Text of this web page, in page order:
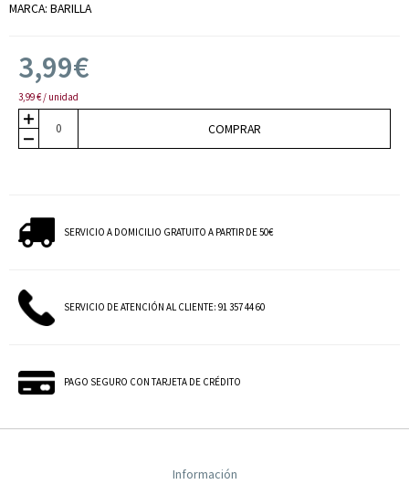
MARCA: BARILLA
3,99€
3,99 € / unidad
COMPRAR
SERVICIO A DOMICILIO GRATUITO A PARTIR DE 50€
SERVICIO DE ATENCIÓN AL CLIENTE: 91 357 44 60
PAGO SEGURO CON TARJETA DE CRÉDITO
Información